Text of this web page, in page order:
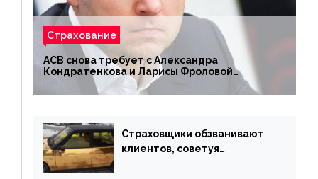
Страхование
АСВ снова требует с Александра
Кондратенкова и Ларисы Фроловой
возмещения убытков на 1,5 млрд р.
Страховщики обзванивают
клиентов, советуя